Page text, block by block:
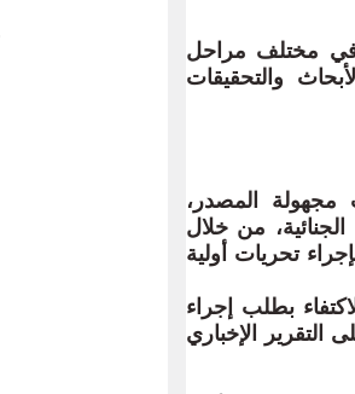
في مختلف مراحل
والتحقيقات
مجهولة المصدر،
من قانون المسطرة الجنائية، من خلال
تحريات أولية
من 8 دجنبر 2025، حيث يتعين الاكتفاء بطلب إجراء
التقرير الإخباري